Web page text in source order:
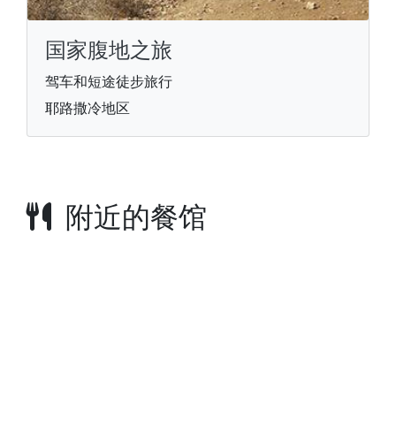
国家腹地之旅
驾车和短途徒步旅行
耶路撒冷地区
附近的餐馆